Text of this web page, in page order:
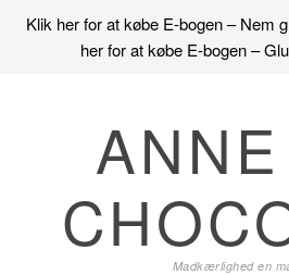
Klik her for at købe E-bogen – Nem
her for at købe E-bogen –
Madkærlighed en